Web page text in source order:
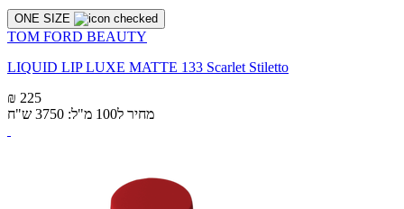
ONE SIZE
TOM FORD BEAUTY
LIQUID LIP LUXE MATTE 133 Scarlet Stiletto
₪ 225
מחיר ל100 מ"ל: 3750 ש"ח